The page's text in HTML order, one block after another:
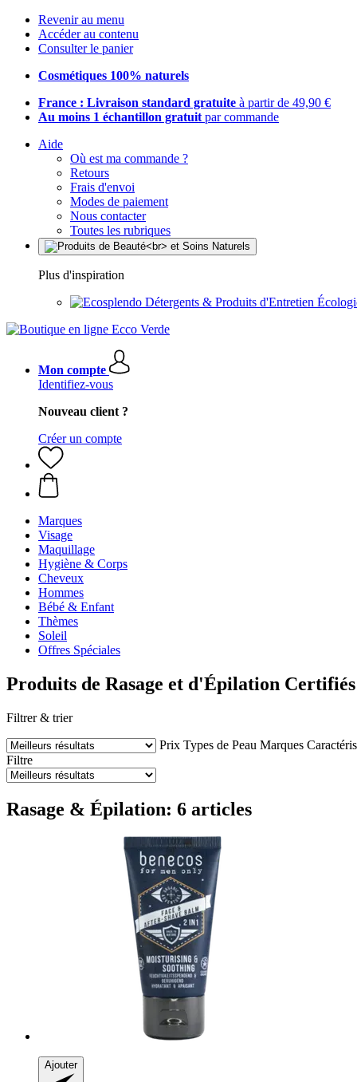
Revenir au menu
Accéder au contenu
Consulter le panier
Cosmétiques 100% naturels
France : Livraison standard gratuite à partir de 49,90 €
Au moins 1 échantillon gratuit par commande
Aide
Où est ma commande ?
Retours
Frais d'envoi
Modes de paiement
Nous contacter
Toutes les rubriques
Plus d'inspiration
Détergents & Produits d'Entretien
Mon compte
Identifiez-vous
Nouveau client ?
Créer un compte
Marques
Visage
Maquillage
Hygiène & Corps
Cheveux
Hommes
Bébé & Enfant
Thèmes
Soleil
Offres Spéciales
Produits de Rasage et d'Épilation Certifiés
Filtrer & trier
Prix Types de Peau Marques
Filtre
Rasage & Épilation: 6 articles
Ajouter